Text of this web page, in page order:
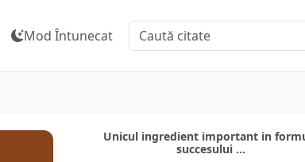
Mod Întunecat
Unicul ingredient important in
succesului ...